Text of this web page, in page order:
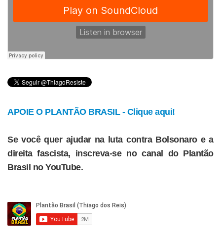
APOIE O PLANTÃO BRASIL - Clique aqui!
Se você quer ajudar na luta contra Bolsonaro e a
direita fascista, inscreva-se no canal do Plantão
Brasil no YouTube.